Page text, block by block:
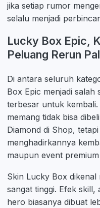
jika setiap rumor
selalu menjadi
Lucky Box Epic,
Peluang Rerun
Di antara seluruh
Box Epic menjadi salah
terbesar untuk
memang tidak bisa
Diamond di Shop,
menghadirkannya
maupun event
Skin Lucky Box dikenal
sangat tinggi. Efek skill,
hero biasanya dibuat